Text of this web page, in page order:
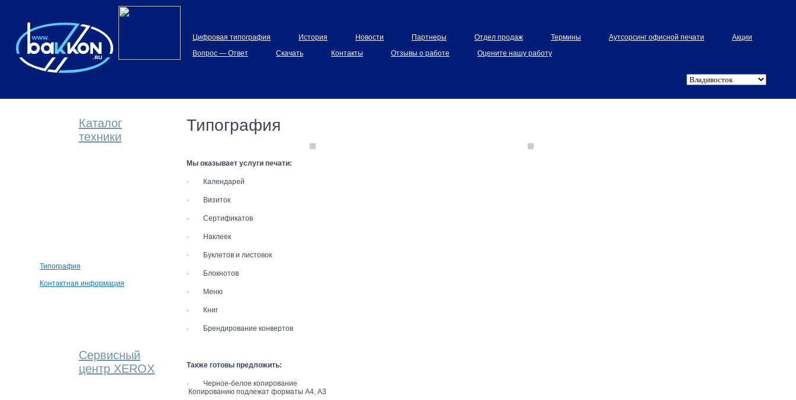
Цифровая типография История Новости Партнеры Отдел продаж Термины Аутсорсинг офисной печати
Акции
Вопрос — Ответ
Cкачать Контакты Отзывы о работе Оцените нашу работу
Каталог
техники
Типография
Контактная информация
Сервисный
центр XEROX
Типография
Мы оказывает услуги печати:
· Календарей
· Визиток
· Сертификатов
· Наклеек
· Буклетов и листовок
· Блокнотов
· Меню
· Книг
· Брендирование конвертов
Также готовы предложить:
· Черное-белое копирование
Копированию подлежат форматы А4, А3